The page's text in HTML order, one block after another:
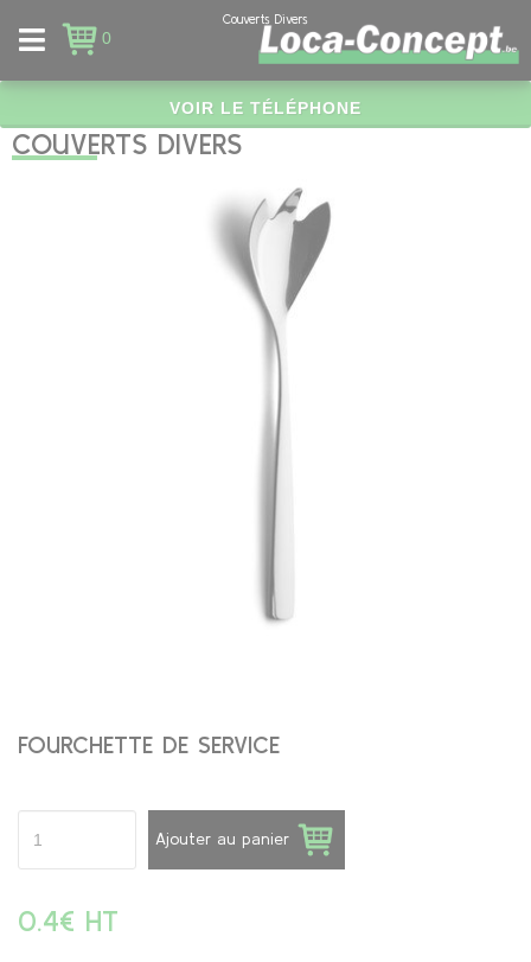
0
Couverts Divers
VOIR LE TÉLÉPHONE
COUVERTS DIVERS
FOURCHETTE DE SERVICE
Ajouter au panier
0.4€ HT
Panneau de gestion des cookies